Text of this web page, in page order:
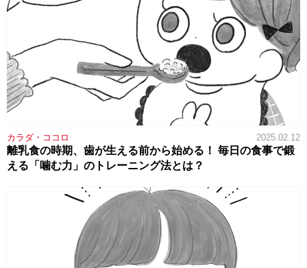
カラダ・ココロ 2025.02.12
離乳食の時期、歯が生える前から始める！ 毎日の食事で鍛
える「噛む力」のトレーニング法とは？